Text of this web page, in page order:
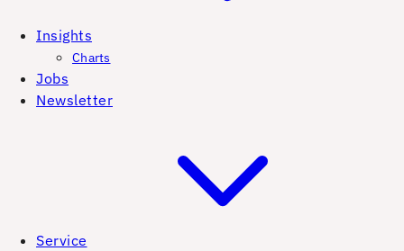
Insights
Charts
Jobs
Newsletter
Service